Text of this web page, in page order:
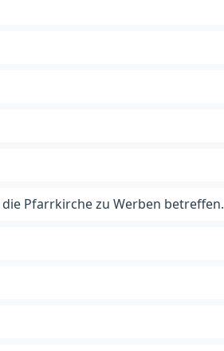
Pfarrkirche zu Werben betreffen.